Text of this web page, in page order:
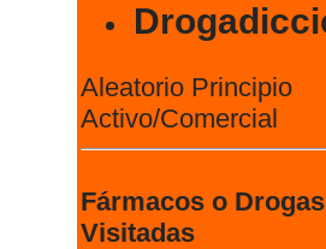
Aleatorio Principio
Activo/Comercial
Fármacos o
Visitadas